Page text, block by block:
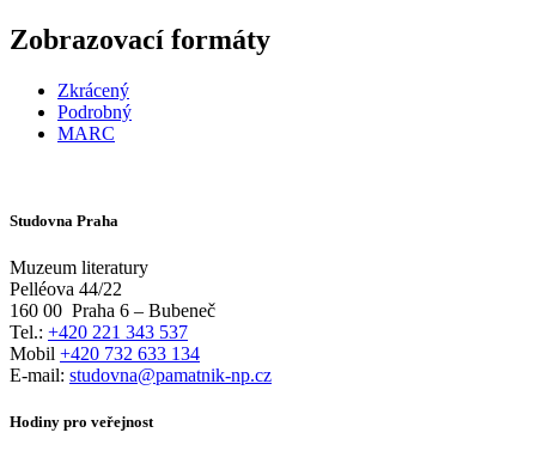
Zobrazovací formáty
Zkrácený
Podrobný
MARC
Studovna Praha
Muzeum literatury
Pelléova 44/22
160 00 Praha 6 – Bubeneč
Tel.: +420 221 343 537
Mobil +420 732 633 134
E-mail: studovna@pamatnik-np.cz
Hodiny pro veřejnost